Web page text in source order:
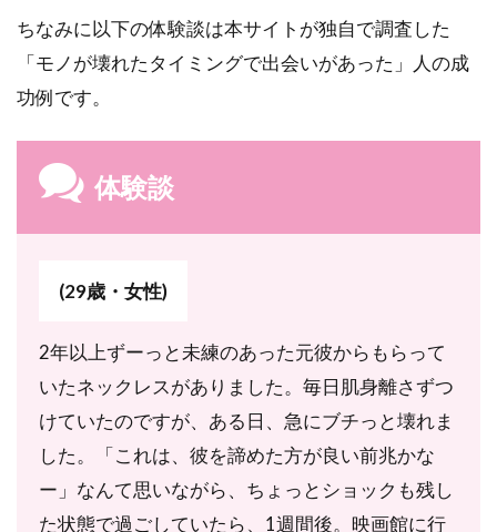
レン
ト期
突入
4.2
サイ
レン
サイ
5
もっ
と詳
しく
知り
たい
方は
霊感
ちなみに以下の体験談は本サイトが独自で調査した
「モノが壊れたタイミングで出会いがあった」人の成
功例です。
体験談
(29歳・女性)
2年以上ずーっと未練のあった元彼からもらって
いたネックレスがありました。毎日肌身離さずつ
けていたのですが、ある日、急にブチっと壊れま
した。「これは、彼を諦めた方が良い前兆かな
ー」なんて思いながら、ちょっとショックも残し
た状態で過ごしていたら、1週間後。映画館に行